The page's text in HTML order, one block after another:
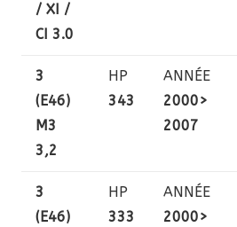
/ XI /
CI 3.0
3
(E46)
M3
3,2
HP
343
ANNÉE
2000>
2007
3
(E46)
HP
333
ANNÉE
2000>